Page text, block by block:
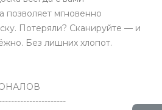
позволяет мгновенно
Потеряли? Сканируйте — и
Без лишних хлопот.